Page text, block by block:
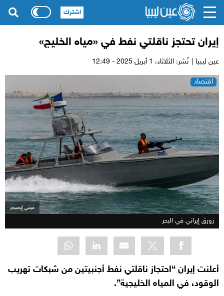
إيران تحتجز ناقلتي نفط في «مياه الخليج»
عين ليبيا | نُشر: الثلاثاء،
اقتصاد
غيتي إيميجز
زورق إيراني في البحر
أعلنت إيران “احتجاز ناقلتي نفط أجنبيتين من شبكات تهريب
الوقود، في المياه الخليجية”.
اشترك